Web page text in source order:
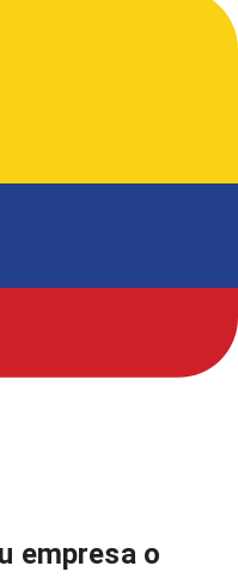
empresa o